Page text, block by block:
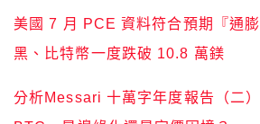
美國 7 月 PCE 資料符合預期『通
黑、比特幣一度跌破 10.8 萬鎂
分析Messari 十萬字年度報告（二